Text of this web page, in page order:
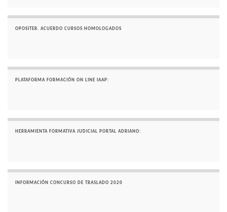
OPOSITER. ACUERDO CURSOS HOMOLOGADOS
PLATAFORMA FORMACIÓN ON LINE IAAP:
HERRAMIENTA FORMATIVA JUDICIAL PORTAL ADRIANO:
INFORMACIÓN CONCURSO DE TRASLADO 2020